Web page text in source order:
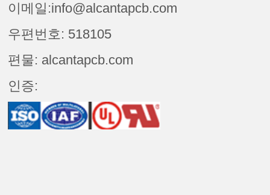
이메일:info@alcantapcb.com
우편번호: 518105
편물: alcantapcb.com
인증: